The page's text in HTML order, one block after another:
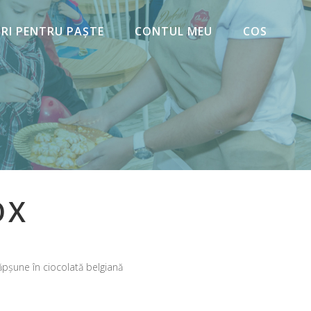
PENTRU PAȘTE CONTUL MEU COS
în ciocolată belgiană